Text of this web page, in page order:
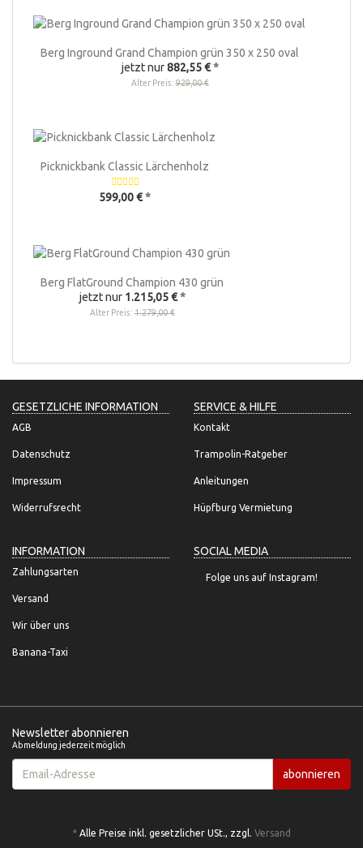
Berg Inground Grand Champion grün 350 x 250 oval
jetzt nur882,55 € *
Alter Preis:929,00 €
Picknickbank Classic Lärchenholz
599,00 €*
Berg FlatGround Champion 430 grün
jetzt nur 1.215,05 € *
Alter Preis:1.279,00 €
GESETZLICHE INFORMATION
AGB
Datenschutz
Impressum
Widerrufsrecht
SERVICE & HILFE
Kontakt
Trampolin-Ratgeber
Anleitungen
Hüpfburg Vermietung
INFORMATION
Zahlungsarten
Versand
Wir über uns
Banana-Taxi
SOCIAL MEDIA
Folge uns auf Instagram!
Newsletter abonnieren
Abmeldung jederzeit möglich
Email-
Adresse
abonnieren
* Alle Preise inkl. gesetzlicher USt., zzgl. Versand